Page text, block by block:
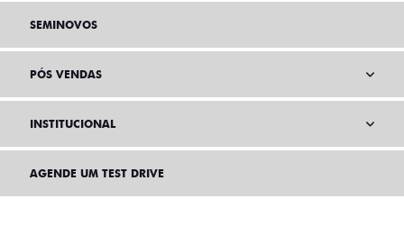
SEMINOVOS
PÓS VENDAS
INSTITUCIONAL
AGENDE UM TEST DRIVE